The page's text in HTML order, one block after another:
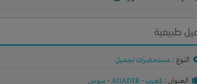
طبيعية
النوع : مستحضرات تجميل
العنوان : المغرب -
AGADIR
- سوس